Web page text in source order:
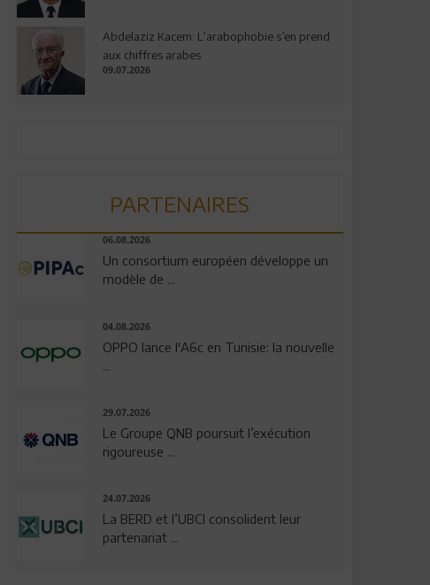
Abdelaziz Kacem: L’arabophobie s’en prend
aux chiffres arabes
09.07.2026
PARTENAIRES
06.08.2026
Un consortium européen développe un
modèle de ...
04.08.2026
OPPO lance l'A6c en Tunisie: la nouvelle
29.07.2026
Le Groupe QNB poursuit l’exécution
rigoureuse ...
24.07.2026
La BERD et l’UBCI consolident leur
partenariat ...